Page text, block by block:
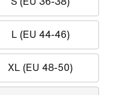
L (EU 44-46)
XL (EU 48-50)